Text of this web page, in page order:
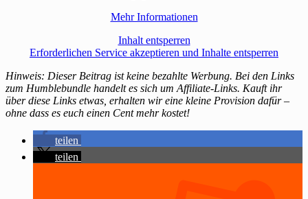
Mehr Informationen
Inhalt entsperren
Erforderlichen Service akzeptieren und Inhalte entsperren
Hinweis: Dieser Beitrag ist keine bezahlte Werbung. Bei den Links
zum Humblebundle handelt es sich um Affiliate-Links. Kauft ihr
über diese Links etwas, erhalten wir eine kleine Provision dafür –
ohne dass es euch einen Cent mehr kostet!
teilen
teilen